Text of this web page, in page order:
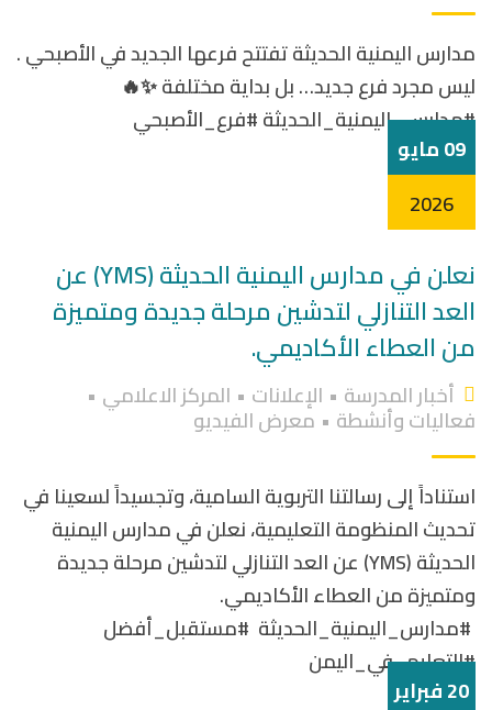
مدارس اليمنية الحديثة تفتتح فرعها الجديد في الأصبحي .
ليس مجرد فرع جديد… بل بداية مختلفة ✨🔥
#مدارس_اليمنية_الحديثة #فرع_الأصبحي
09 مايو
2026
نعلن في مدارس اليمنية الحديثة (YMS) عن
العد التنازلي لتدشين مرحلة جديدة ومتميزة
من العطاء الأكاديمي.
أخبار المدرسة • الإعلانات • المركز الاعلامي •
فعاليات وأنشطة • معرض الفيديو
استناداً إلى رسالتنا التربوية السامية، وتجسيداً لسعينا في
تحديث المنظومة التعليمية، نعلن في مدارس اليمنية
الحديثة (YMS) عن العد التنازلي لتدشين مرحلة جديدة
ومتميزة من العطاء الأكاديمي.
#مدارس_اليمنية_الحديثة #مستقبل_أفضل
#التعليم_في_اليمن
20 فبراير